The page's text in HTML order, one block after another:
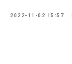
2022-11-02 15:57